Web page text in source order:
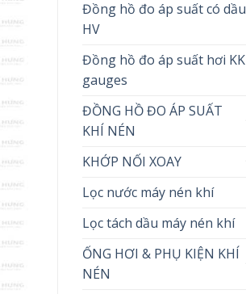
Đồng hồ đo áp suất có dầu
HV
Đồng hồ đo áp suất hơi KK
gauges
ĐỒNG HỒ ĐO ÁP SUẤT
KHÍ NÉN
KHỚP NỐI XOAY
Lọc nước máy nén khí
Lọc tách dầu máy nén khí
ỐNG HƠI & PHỤ KIỆN KHÍ
NÉN